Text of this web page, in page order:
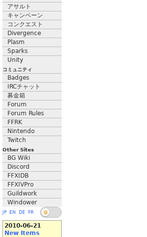
アサルト
キャンペーン
コンクエスト
Divergence
Plasm
Sparks
Unity
コミュニティ
Badges
IRCチャット
募金箱
Forum
Forum Rules
FFRK
Nintendo
Twitch
Other Sites
BG Wiki
Discord
FFXIDB
FFXIVPro
Guildwork
Windower
JP EN DE FR
2010-06-21
New Items